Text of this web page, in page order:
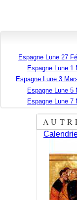
Espagne Lune 27
Espagne Lune 1
Espagne Lune 3
Espagne Lune 5
Espagne Lune 7